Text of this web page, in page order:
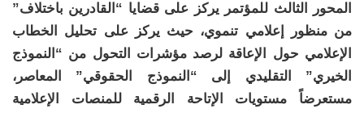
المحور الثالث للمؤتمر يركز على قضايا “القادرين باختلاف”
من منظور إعلامي تنموي، حيث يركز على تحليل الخطاب
الإعلامي حول الإعاقة لرصد مؤشرات التحول من “النموذج
الخيري” التقليدي إلى “النموذج الحقوقي” المعاصر،
مستعرضاً مستويات الإتاحة الرقمية للمنصات الإعلامية